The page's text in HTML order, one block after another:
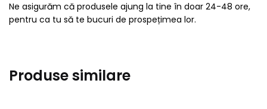
Ne asigurăm că produsele ajung la tine în doar 24-48 ore,
pentru ca tu să te bucuri de prospețimea lor.
Produse similare